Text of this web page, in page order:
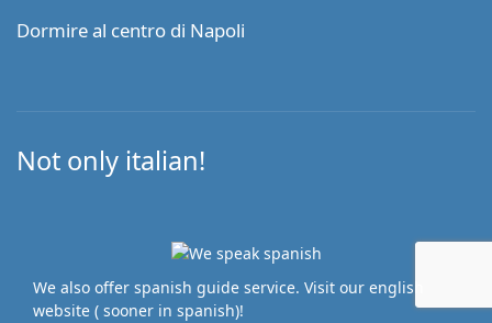
Dormire al centro di Napoli
Not only italian!
We also offer spanish guide service. Visit our english
website ( sooner in spanish)!